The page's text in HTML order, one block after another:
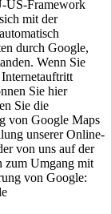
US-Framework
mit der
durch Google,
Wenn Sie
Sie hier
Sie die
von Google Maps
unserer Online-
von uns auf der
zum Umgang mit
von Google: